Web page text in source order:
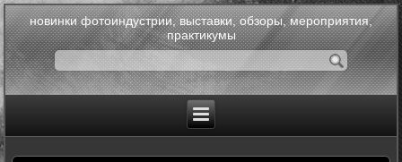
новинки фотоиндустрии, выставки, обзоры, мероприятия,
практикумы